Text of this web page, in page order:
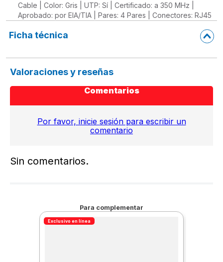
Cable | Color: Gris | UTP: Sí | Certificado: a 350 MHz |
Aprobado: por EIA/TIA | Pares: 4 Pares | Conectores: RJ45
Ficha técnica
Valoraciones y reseñas
Comentarios
Por favor, inicie sesión para escribir un
comentario
Sin comentarios.
Para complementar
Exclusivo en línea